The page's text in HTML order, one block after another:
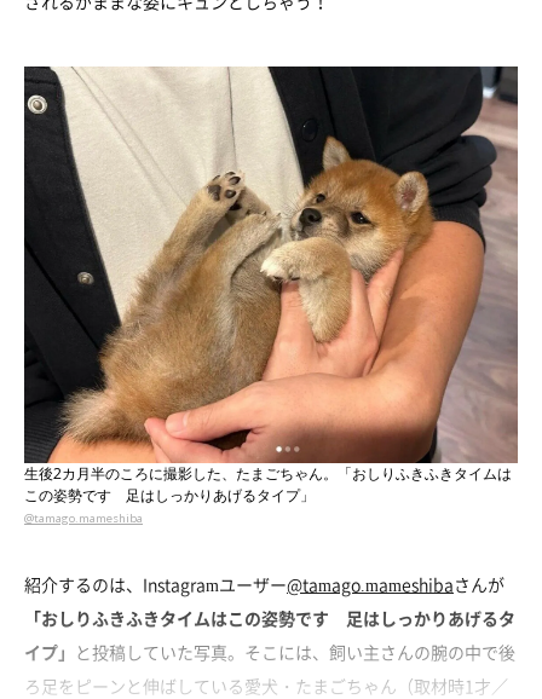
生後2カ月半のころに撮影した、たまごちゃん。「おしりふきふきタイムは
この姿勢です 足はしっかりあげるタイプ」
@tamago.mameshiba
紹介するのは、Instagramユーザー@tamago.mameshibaさんが
「おしりふきふきタイムはこの姿勢です 足はしっかりあげるタ
イプ」 と投稿していた写真。そこには、飼い主さんの腕の中で後
ろ足をピーンと伸ばしている愛犬・たまごちゃん（取材時1才／